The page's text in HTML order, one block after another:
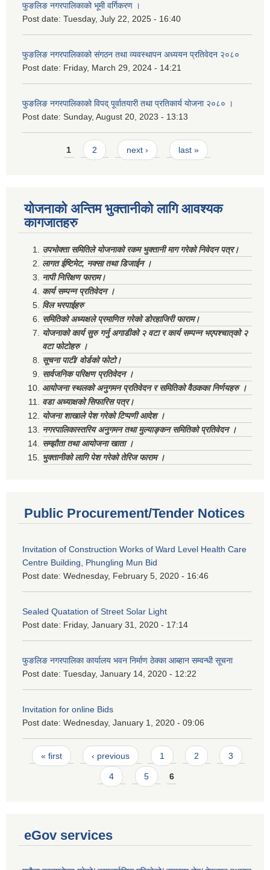
फुङलिङ नगरपालिकाको भूमी वर्गिकरण ।
Post date: Tuesday, July 22, 2025 - 16:40
फुङलिङ नगरपालिकाको संगठन तथा व्यवस्थापन अध्ययन प्रतिवेदन २०८०
Post date: Friday, March 29, 2024 - 14:21
फुङलिङ नगरपालिकाको विपद् पूर्वातयारी तथा प्रतिकार्य योजना २०८० ।
Post date: Sunday, August 20, 2023 - 13:13
Pages1 2 next › last »
योजनाको अन्तिम भुक्तानीको लागि आवश्यक
कागजातहरु
उपभोक्ता समितिले योजनाको रकम भुक्तानी माग गरेको निवेदन पत्र।
लागत ईष्टिमेट, नक्सा तथा डिजाईन ।
नापी निरिक्षण फाराम।
कार्य सम्पन्न प्रतिवेदन ।
विल भरपाईहरु
समितिको अध्यक्षले प्रमाणित गरेको डोरहाजिरी फाराम।
योजनाको कार्य सुरु गर्नु अगाडीको २ वटा र कार्य सम्पन्न भएपश्चात्‌को २
वटा फोटोहरु ।
सूचना पाटी/ वोर्डको फोटो।
सार्वजनिक परिक्षण प्रतिवेदन ।
आयोजना स्थलको अनुगमन प्रतिवेदन र समितिको वैठकका निर्णयहरु ।
वडा अध्याक्षको सिफारिस पत्र।
योजना शाखाले पेश गरेको टिप्पणी आदेश ।
नगरपालिकास्तरिय अनुगमन तथा मुल्याङ्कन समितिको प्रतिवेदन ।
सम्झौता तथा आयोजना खाता ।
भुक्तानीको लागि पेश गरेको तेरिज फाराम ।
Public Procurement/Tender Notices
Invitation of Construction Works of Ward Level Health Care
Centre Building, Phungling Mun Bid
Post date: Wednesday, February 5, 2020 - 16:46
Sealed Quatation of Street Solar Light
Post date: Friday, January 31, 2020 - 17:14
फुङलिङ नगरपालिका कार्यालय भवन निर्माण ठेक्का आब्हान सम्वन्धी सूचना
Post date: Tuesday, January 14, 2020 - 12:22
Invitation for online Bids
Post date: Wednesday, January 1, 2020 - 09:06
Pages
« first ‹ previous 1 2 3
4 5 6
eGov services